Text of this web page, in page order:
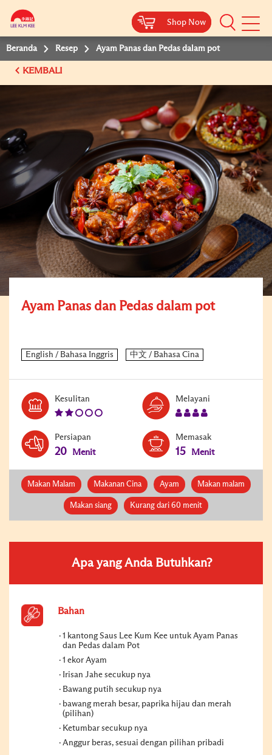
Shop Now
Shop Now
Beranda Resep Ayam Panas dan Pedas dalam pot
KEMBALI
Ayam Panas dan Pedas dalam pot
Kesulitan Melayani
Persiapan
20 Menit
Memasak
15 Menit
Makan Malam Makanan Cina Ayam Makan malam
Makan siang Kurang dari 60 menit
Apa yang Anda Butuhkan?
Bahan
1 kantong Saus Lee Kum Kee untuk Ayam Panas
dan Pedas dalam Pot
1 ekor Ayam
Irisan Jahe secukup nya
Bawang putih secukup nya
bawang merah besar, paprika hijau dan merah
(pilihan)
Ketumbar secukup nya
Anggur beras, sesuai dengan pilihan pribadi